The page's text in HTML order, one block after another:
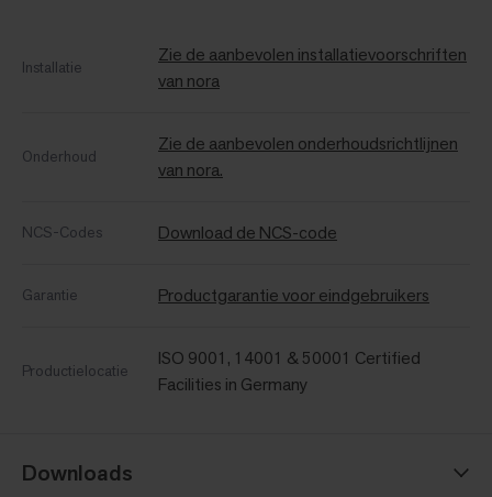
Installatie
Zie de aanbevolen installatievoorschriften
van nora
Onderhoud
Zie de aanbevolen onderhoudsrichtlijnen
van nora.
NCS-Codes Download de NCS-code
Garantie Productgarantie voor eindgebruikers
Productielocatie
ISO 9001, 14001 & 50001 Certified
Facilities in Germany
Downloads